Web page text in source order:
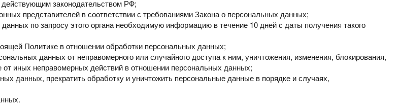
законодательством РФ;
представителей в соответствиис требованиямиЗаконао персональных данных;
по запросу этого органа необходимую информацию в течение 10 дней с даты получения такого
Политике в отношении обработки персональных данных;
данных от неправомерного или случайного доступа к ним, уничтожения, изменения, блокирования,
от иных неправомерных действий в отношении персональных данных;
данных, прекратить обработку и уничтожить персональные данные в порядке и случаях,